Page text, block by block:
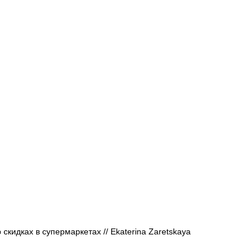
в супермаркетах // Ekaterina Zaretskaya